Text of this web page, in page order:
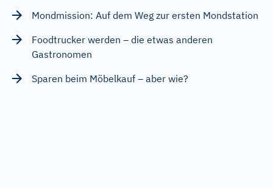
Mondmission: Auf dem Weg zur ersten Mondstation
Foodtrucker werden – die etwas anderen
Gastronomen
Sparen beim Möbelkauf – aber wie?